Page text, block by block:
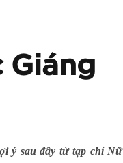
Giáng
ý sau đây từ tạp chí Nữ